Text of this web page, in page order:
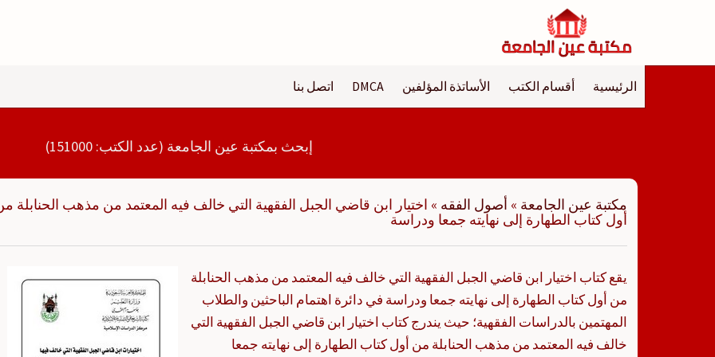
الرئيسية أقسام الكتب الأساتذة المؤلفين DMCA اتصل بنا
إبحث بمكتبة عين الجامعة (عدد الكتب: 151000)
مكتبة عين الجامعة » أصول الفقه » اختيار ابن قاضي الجبل الفقهية التي خالف فيه المعتمد من مذهب الحنابلة
أول كتاب الطهارة إلى نهايته جمعا ودراسة
يقع كتاب اختيار ابن قاضي الجبل الفقهية التي خالف فيه المعتمد من مذهب الحنابلة
من أول كتاب الطهارة إلى نهايته جمعا ودراسة في دائرة اهتمام الباحثين والطلاب
المهتمين بالدراسات الفقهية؛ حيث يندرج كتاب اختيار ابن قاضي الجبل الفقهية التي
خالف فيه المعتمد من مذهب الحنابلة من أول كتاب الطهارة إلى نهايته جمعا